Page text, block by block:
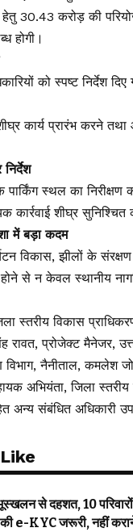
₹30.43 करोड़ की
होगी।
को स्पष्ट निर्देश
कार्य प्रारंभ करने
पार्किंग स्थल का
कार्रवाई शीघ्र
में बड़ा कदम
विकास, झीलों के
से न केवल स्थानीय
स्तरीय विकास
रावत, प्रोजेक्ट मैनेजर,
विभाग, नैनीताल,
अभियंता, जिला
अन्य संबंधित अधिकारी
से दहशत, 10
KYC जरूरी, नहीं कराने